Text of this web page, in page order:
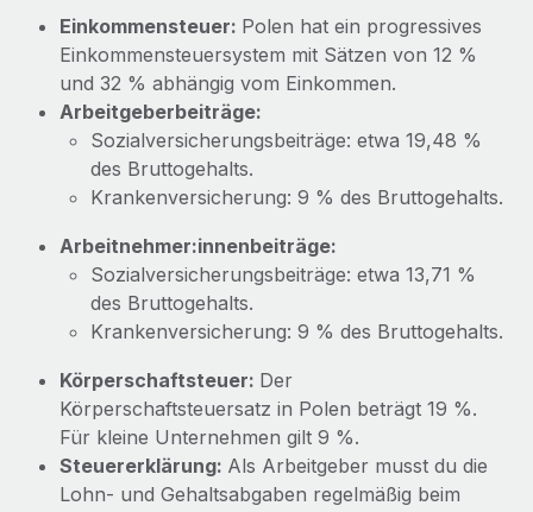
Mehr erfahren
Einkommensteuer: Polen hat ein progressives
Einkommensteuersystem mit Sätzen von 12 %
und 32 % abhängig vom Einkommen.
Arbeitgeberbeiträge:
Sozialversicherungsbeiträge: etwa 19,48 %
des Bruttogehalts.
Krankenversicherung: 9 % des Bruttogehalts.
Arbeitnehmer:innenbeiträge:
Sozialversicherungsbeiträge: etwa 13,71 %
des Bruttogehalts.
Krankenversicherung: 9 % des Bruttogehalts.
Körperschaftsteuer: Der
Körperschaftsteuersatz in Polen beträgt 19 %.
Für kleine Unternehmen gilt 9 %.
Steuererklärung: Als Arbeitgeber musst du die
Lohn- und Gehaltsabgaben regelmäßig beim